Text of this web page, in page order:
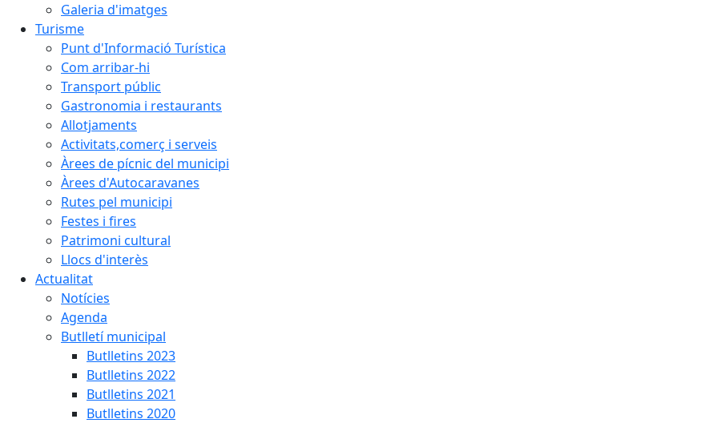
Galeria d'imatges
Turisme
Punt d'Informació Turística
Com arribar-hi
Transport públic
Gastronomia i restaurants
Allotjaments
Activitats,comerç i serveis
Àrees de pícnic del municipi
Àrees d'Autocaravanes
Rutes pel municipi
Festes i fires
Patrimoni cultural
Llocs d'interès
Actualitat
Notícies
Agenda
Butlletí municipal
Butlletins 2023
Butlletins 2022
Butlletins 2021
Butlletins 2020